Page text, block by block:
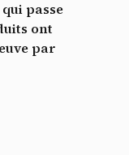
passe
ont
par